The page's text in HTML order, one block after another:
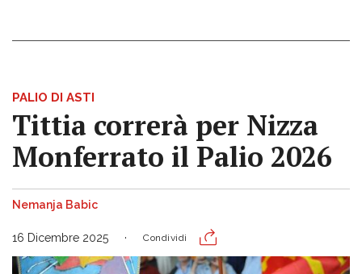
PALIO DI ASTI
Tittia correrà per Nizza
Monferrato il Palio 2026
Nemanja Babic
16 Dicembre 2025 Condividi